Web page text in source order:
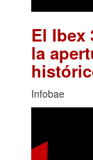
El Ibex
la
Infobae